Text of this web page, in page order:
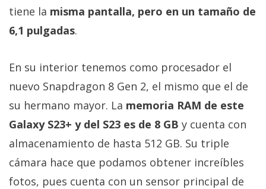
tiene la misma pantalla, pero en un tamaño de
6,1 pulgadas.
En su interior tenemos como procesador el
nuevo Snapdragon 8 Gen 2, el mismo que el de
su hermano mayor. La memoria RAM de este
Galaxy S23+ y del S23 es de 8 GB y cuenta con
almacenamiento de hasta 512 GB. Su triple
cámara hace que podamos obtener increíbles
fotos, pues cuenta con un sensor principal de